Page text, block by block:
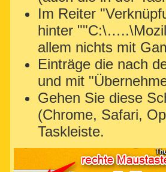
Im Reiter
hinter
allem nichts mit
Einträge die nach
und mit
Gehen Sie diese
(Chrome, Safari,
Taskleiste.